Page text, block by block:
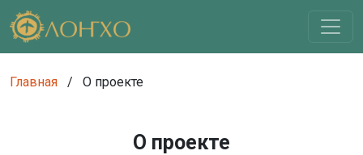
Главная / О проекте
О проекте